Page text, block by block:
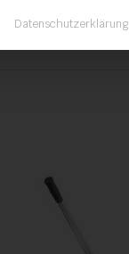
Datenschutzerklärung